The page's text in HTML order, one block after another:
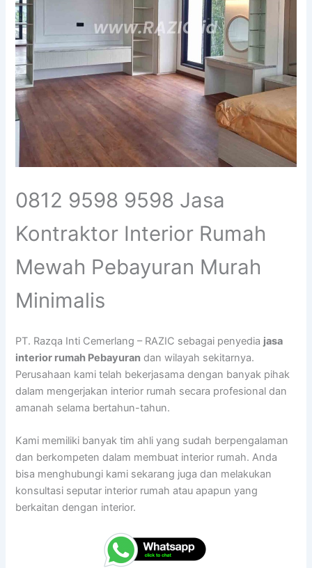
0812 9598 9598 Jasa
Kontraktor Interior Rumah
Mewah Pebayuran Murah
Minimalis
PT. Razqa Inti Cemerlang – RAZIC sebagai penyedia jasa
interior rumah Pebayuran dan wilayah sekitarnya.
Perusahaan kami telah bekerjasama dengan banyak pihak
dalam mengerjakan interior rumah secara profesional dan
amanah selama bertahun-tahun.
Kami memiliki banyak tim ahli yang sudah berpengalaman
dan berkompeten dalam membuat interior rumah. Anda
bisa menghubungi kami sekarang juga dan melakukan
konsultasi seputar interior rumah atau apapun yang
berkaitan dengan interior.